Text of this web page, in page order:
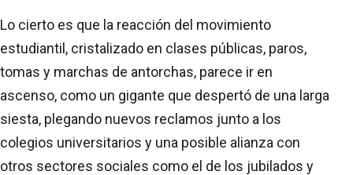
Lo cierto es que la reacción del movimiento
estudiantil, cristalizado en clases públicas, paros,
tomas y marchas de antorchas, parece ir en
ascenso, como un gigante que despertó de una larga
siesta, plegando nuevos reclamos junto a los
colegios universitarios y una posible alianza con
otros sectores sociales como el de los jubilados y